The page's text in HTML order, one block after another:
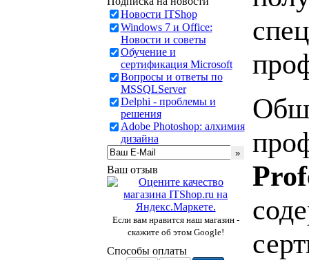
Новости ITShop
Windows 7 и Office:
Новости и советы
Обучение и
сертификация Microsoft
Вопросы и ответы по
MSSQLServer
Delphi - проблемы и
решения
Adobe Photoshop: алхимия
дизайна
Ваш отзыв
Если вам нравится наш магазин -
скажите об этом Google!
Способы оплаты